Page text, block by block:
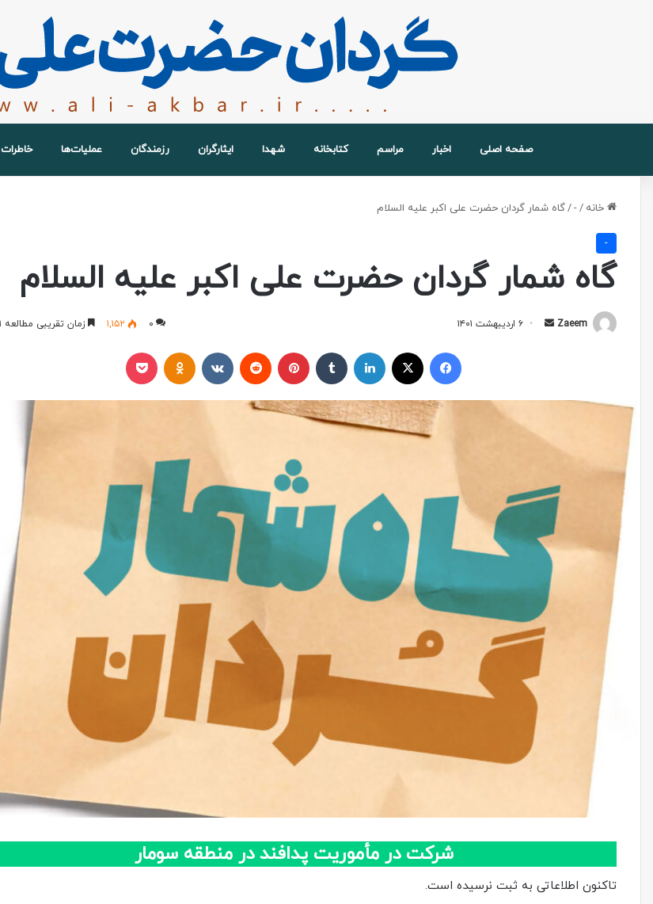
صفحه اصلی اخبار مراسم کتابخانه شهدا ایثارگران رزمندگان عملیات‌ها خاطرات
خانه /
-
/گاه شمار گردان حضرت علی اکبر علیه السلام
-
گاه شمار گردان حضرت علی اکبر علیه السلام
Zaeem ۶ اردیبهشت ۱۴۰۱ ۰ ۱,۱۵۲ زمان تقریبی مطالعه ۱ ساعت
شرکت در مأموریت پدافند در منطقه سومار
تاکنون اطلاعاتی به ثبت نرسیده است.